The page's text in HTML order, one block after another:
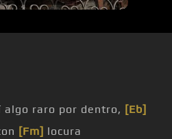
algo raro por dentro, [Eb]
[Fm] locura